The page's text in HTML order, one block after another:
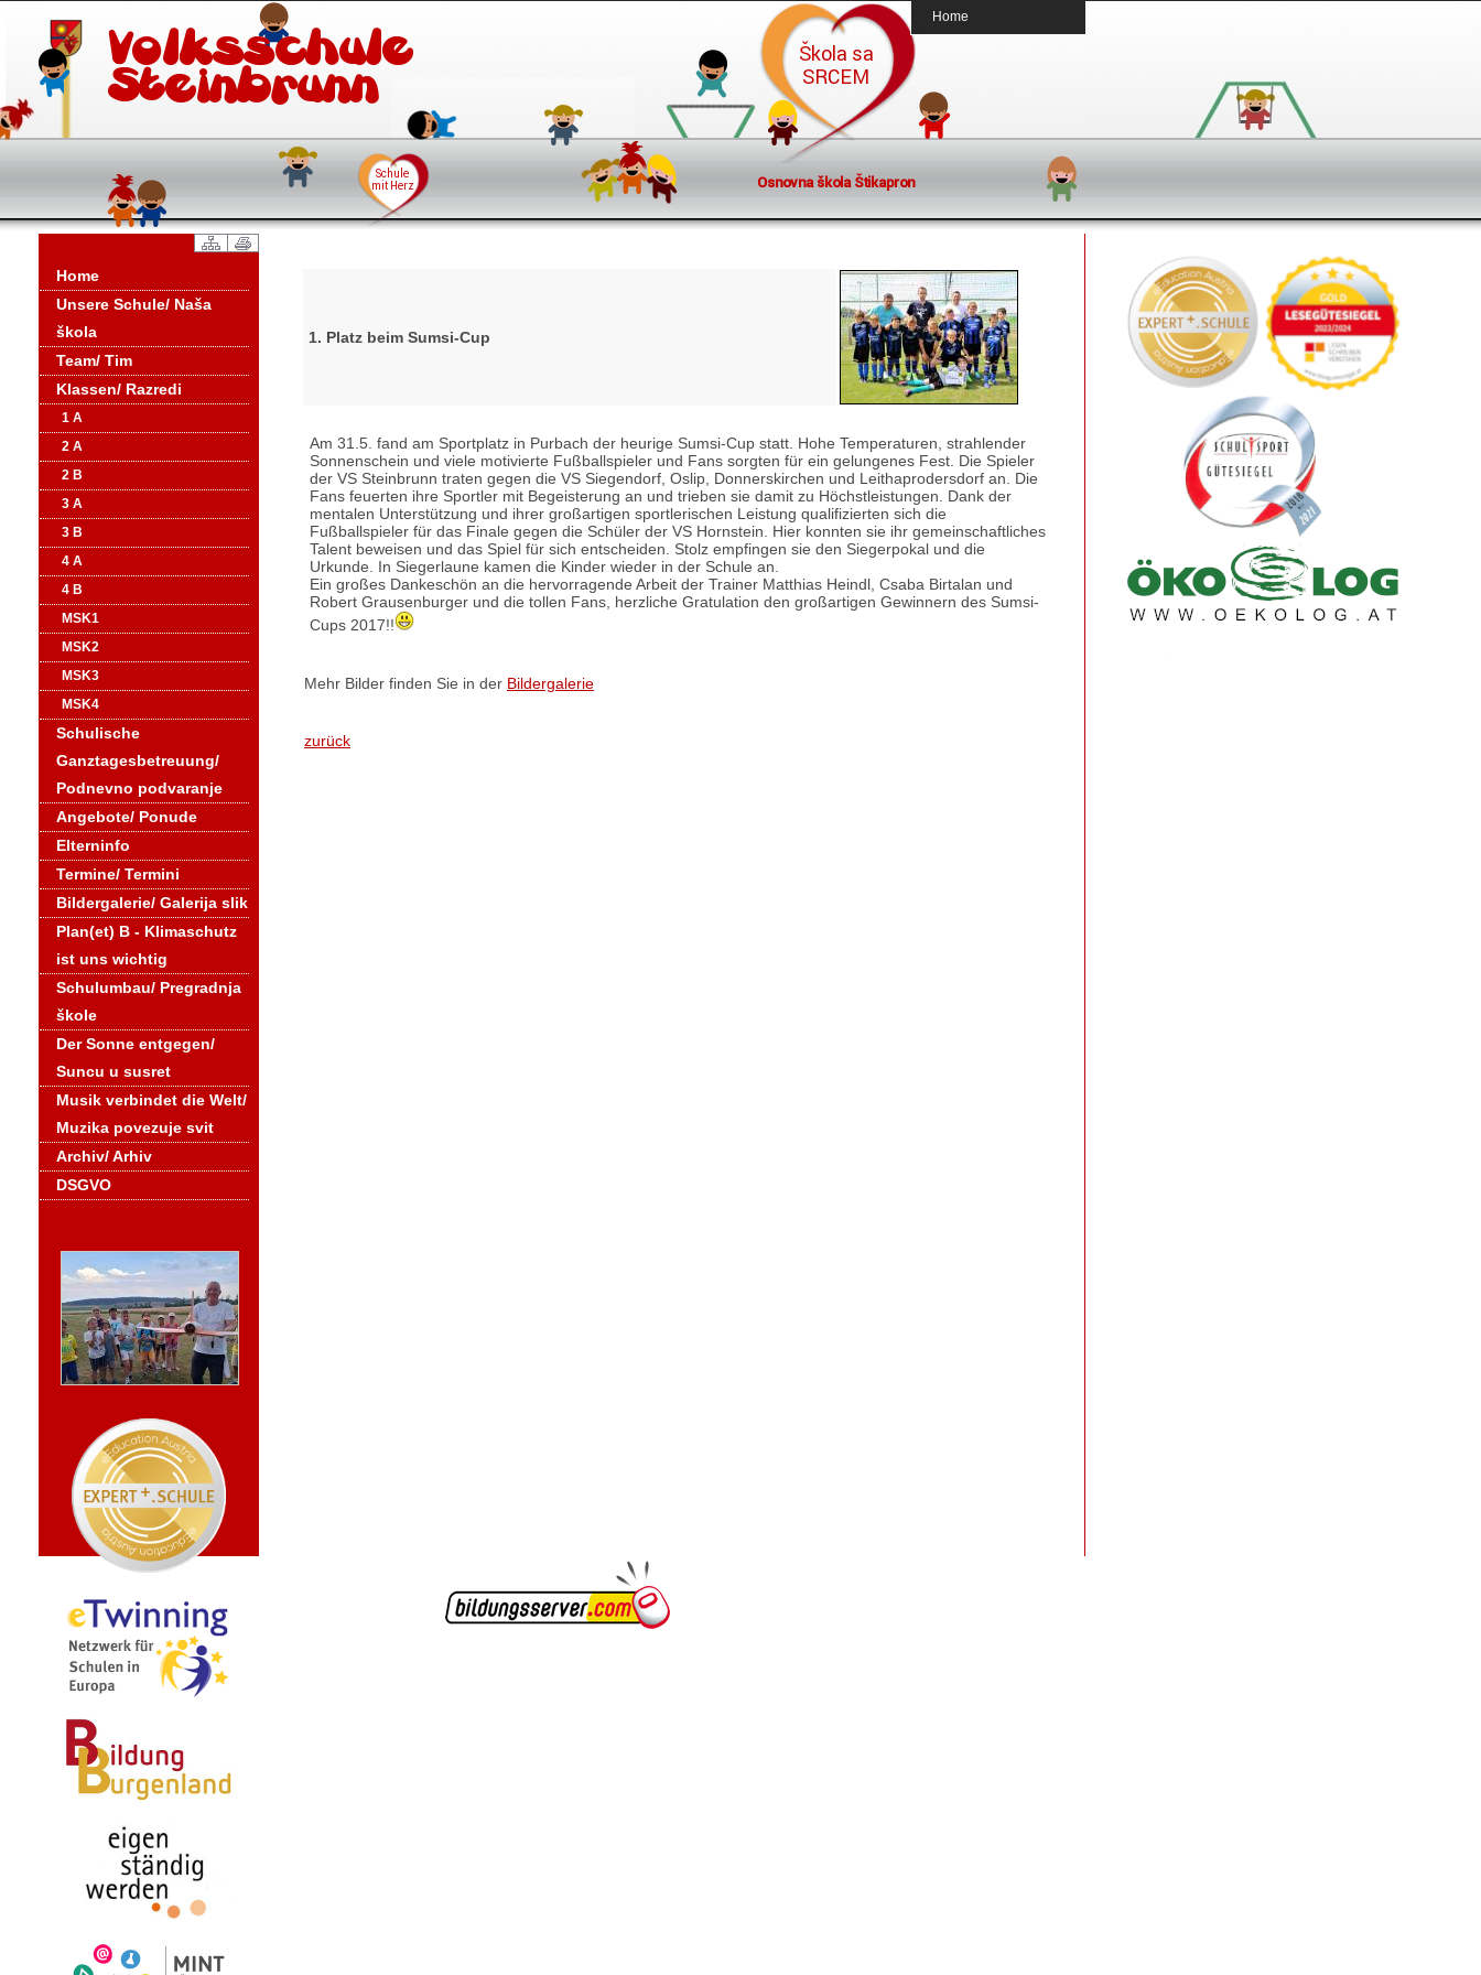
Home
Home
Unsere Schule/ Naša
škola
Team/ Tim
Klassen/ Razredi
1 A
2 A
2 B
3 A
3 B
4 A
4 B
MSK1
MSK2
MSK3
MSK4
Schulische
Ganztagesbetreuung/
Podnevno podvaranje
Angebote/ Ponude
Elterninfo
Termine/ Termini
Bildergalerie/ Galerija slik
Plan(et) B - Klimaschutz
ist uns wichtig
Schulumbau/ Pregradnja
škole
Der Sonne entgegen/
Suncu u susret
Musik verbindet die Welt/
Muzika povezuje svit
Archiv/ Arhiv
DSGVO
1. Platz beim Sumsi-Cup
Am 31.5. fand am Sportplatz in Purbach der heurige Sumsi-Cup statt. Hohe Temperaturen, strahlender
Sonnenschein und viele motivierte Fußballspieler und Fans sorgten für ein gelungenes Fest. Die Spieler
der VS Steinbrunn traten gegen die VS Siegendorf, Oslip, Donnerskirchen und Leithaprodersdorf an. Die
Fans feuerten ihre Sportler mit Begeisterung an und trieben sie damit zu Höchstleistungen. Dank der
mentalen Unterstützung und ihrer großartigen sportlerischen Leistung qualifizierten sich die
Fußballspieler für das Finale gegen die Schüler der VS Hornstein. Hier konnten sie ihr gemeinschaftliches
Talent beweisen und das Spiel für sich entscheiden. Stolz empfingen sie den Siegerpokal und die
Urkunde. In Siegerlaune kamen die Kinder wieder in der Schule an.
Ein großes Dankeschön an die hervorragende Arbeit der Trainer Matthias Heindl, Csaba Birtalan und
Robert Grausenburger und die tollen Fans, herzliche Gratulation den großartigen Gewinnern des Sumsi-
Cups 2017!!
Mehr Bilder finden Sie in der Bildergalerie
zurück